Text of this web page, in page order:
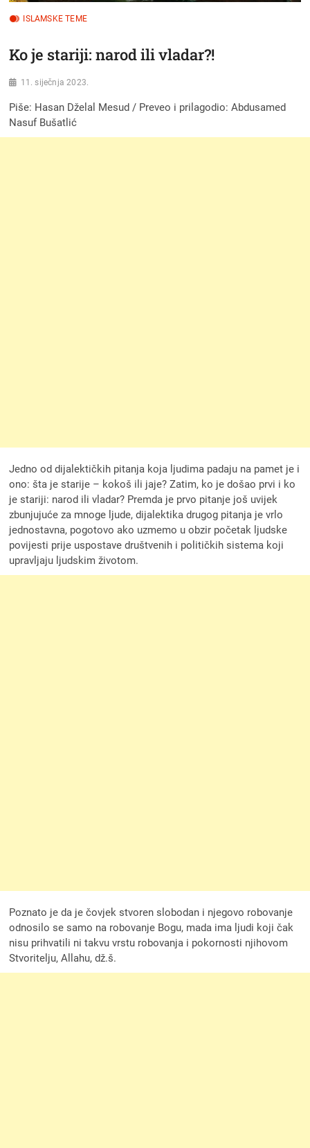
ISLAMSKE TEME
Ko je stariji: narod ili vladar?!
11. siječnja 2023.
Piše: Hasan Dželal Mesud / Preveo i prilagodio: Abdusamed
Nasuf Bušatlić
Jedno od dijalektičkih pitanja koja ljudima padaju na pamet je i
ono: šta je starije – kokoš ili jaje? Zatim, ko je došao prvi i ko
je stariji: narod ili vladar? Premda je prvo pitanje još uvijek
zbunjujuće za mnoge ljude, dijalektika drugog pitanja je vrlo
jednostavna, pogotovo ako uzmemo u obzir početak ljudske
povijesti prije uspostave društvenih i političkih sistema koji
upravljaju ljudskim životom.
Poznato je da je čovjek stvoren slobodan i njegovo robovanje
odnosilo se samo na robovanje Bogu, mada ima ljudi koji čak
nisu prihvatili ni takvu vrstu robovanja i pokornosti njihovom
Stvoritelju, Allahu, dž.š.